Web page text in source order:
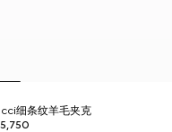
细条纹羊毛夹克